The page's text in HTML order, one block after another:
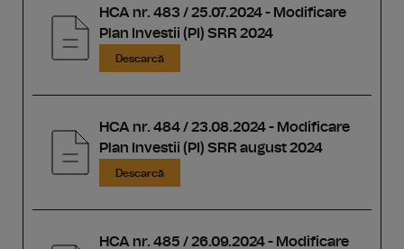
HCA nr. 483 / 25.07.2024 - Modificare
Plan Investii (PI) SRR 2024
Descarcă
HCA nr. 484 / 23.08.2024 - Modificare
Plan Investii (PI) SRR august 2024
Descarcă
HCA nr. 485 / 26.09.2024 - Modificare